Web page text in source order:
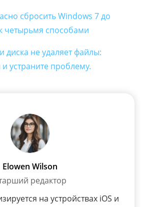
сбросить Windows 7 до
четырьмя способами
диска не удаляет файлы:
устраните проблему.
Elowen Wilson
редактор
на устройствах iOS и